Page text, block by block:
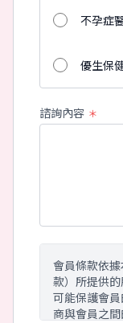
不孕症
優生保
諮詢內容 ＊
會員條款依
款）所提供
可能保護會
商與會員之